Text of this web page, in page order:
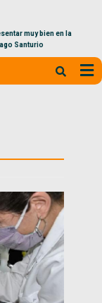
muy bien en la
Santurio